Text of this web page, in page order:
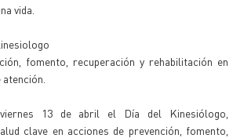
vida.
fomento, recuperación y rehabilitación en
13 de abril el Día del Kinesiólogo,
clave en acciones de prevención, fomento,